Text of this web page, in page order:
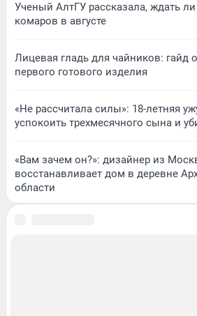
Ученый АлтГУ рассказала, ждать
комаров в августе
Лицевая гладь для чайников: гайд
первого готового изделия
«Не рассчитала силы»: 18-летняя
успокоить трехмесячного сына и
«Вам зачем он?»: дизайнер из
восстанавливает дом в деревне
области